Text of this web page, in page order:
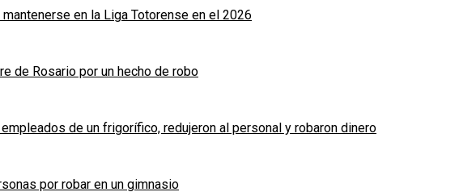
en la Liga Totorense en el 2026
de Rosario por un hecho de robo
de un frigorífico, redujeron al personal y robaron dinero
por robar en un gimnasio